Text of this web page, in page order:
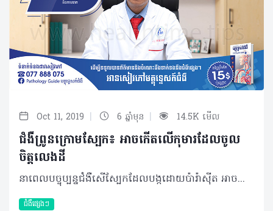
Oct 11, 2019 | 6 ឆ្នាំមុន | 14.5K មើល
ជំងឺព្រូនក្រោមស្បែក៖ អាចកើតលើកុមារដែលចូល
ចិត្តលេងដី
នាពេលបច្ចុប្បន្នជំងឺសើស្បែកដែលបង្កដោយប៉ារ៉ាស៊ីត អាចចោទជាបញ្ហាមួយចំនួនហើយបញ្ហាទាំងនោះមានច្រើនក្នុងប្រទេសកម្ពុជា ក៏ដូចជាប្រទេសនៅតំបន់ត្រូពិច (Southern Asia) អាមេរិក និងប្រទេសអាហ្វ្រិកផងដែរ។ ជំងឺ Cutaneous Larva migrans ភាគច្រើនកើតឡើងលើកុមារជាងមនុស្សពេញវ័យពីព្រោះកុមារចូលចិត្តលេងដីខ្សាច់ និងដេកលើដីខ្សាច់ជាដើម។ និយមន័យ ជំងឺសើស្បែកដែលបង្កដោយប៉ារ៉ាស៊ីត ឬពាក្យបច្ចេកទេសហៅថា Cutaneous Larva migrans គឺជាជំងឺមួយដែលបង្កឡើងដោយពពួកប៉ារ៉ាស៊ីតម្យ៉ាងដែលជាពពួកព្រូន Hookworm មានលក្ខណៈជាព្រូនដែលរស់នៅក្រោមស្បែក។ មូលហេតុចម្បង និងកត្តាប្រឈម មានមូលហេតុចម្បងជាច្រើនដែលបង្កឲ្យមានជំងឺសើស្បែកពីពពួកប៉ារ៉ាស៊ីត តែកត្តាសំខាន់ដែលបណ្តាលឲ្យមានជំងឺនេះគឺពពួកប៉ារ៉ាស៊ីតដែលរស់នៅក្នុងពោះវៀនសត្វឆ្កែ ឆ្មា សត្វព្រៃ ហើយពងរបស់វានឹងវិវឌ្ឍទៅជាដង្កូវដែលរស់នៅក្នុងដីក្តៅ ឬដីខ្សាច់សើម។ ដោយឡែកការចម្លងនេះកើតឡើងនៅពេលដែលស្បែកប៉ះផ្ទាល់ទៅនឹងដីខ្សាច់ និងដង្កូវចូលទៅក្នុងស្បែកដែលមិនបានការពារជាធម្មតាមានដូចជាជើងប្រអប់ជើង គូទ ឬខ្នងជាដើម។ ក្រៅពីមូលហេតុចម្បងខាងលើ ក៏មានកត្តាជំរុញ ឬប្រឈមមួយចំនួនទៀតដែលធ្វើឲ្យមានបញ្ហានេះកើតឡើងរួមមាន៖ • ចំណង់ចំណូលចិត្ត និងមុខរបរដែលពាក់ព័ន្ធនឹងការទំនាក់ទំនងជាមួយដីខ្សាច់ក្តៅ ឬដីខ្សាច់សើម • កុមារដែលចូលចិត្តលេងដីខ្សាច់ ឬអ្នកដើរលេងតាមឆ្នេរខ្សាច់ • ការធ្វើដំណើរទៅតំបន់ត្រូពិចជាដើម។ល។ រោគសញ្ញា និងរោគវិនិច្ឆ័យ ជាទូទៅ ជំងឺ Cutaneous Larva migrans នេះអាចលេចចេញជារោគសញ្ញាសម្គាល់ខុសពីធម្មតាដូចជា៖ រមាស់ និងកន្ទួលក្រហមដោយមានរាងដូចពស់។ ដោយឡែកចំពោះជំងឺសើស្បែកបង្កដោយពពួកប៉ារ៉ាស៊ីតនេះអាចធ្វើរោគវិនិច្ឆ័យបានតាមរយៈការពិនិត្យទៅលើរោគសញ្ញាគ្លីនិក។ ម៉្យាងវិញទៀតយើងអាចធ្វើរោគវិនិច្ឆ័យបានតាមរយៈការពិនិត្យឈាម និងលាមក [Stool examination and Complete blood count (CBC)] ដើម្បីដឹងបន្ថែម និងឲ្យកាន់តែច្បាស់ថាពិតជាបង្កឡើងពីពពួកប៉ារ៉ាស៊ីត។ ការព្យាបាល និងផលវិបាក ជាទូទៅ ប្រសិនបើលោក លោកស្រី ឬអាណាព្យាបាលកុមារដែលមានបញ្ហាដូចបានរៀបរាប់ខាងលើត្រូវប្រញាប់មកពិគ្រោះជាមួយគ្រូពេទ្យឯកទេសសើស្បែក ឬគ្រូពេទ្យជំនាញដើម្បីមកព្យាបាលឲ្យបានចំចំណុច និងត្រឹមត្រូវ។ លើសពីនេះ យើងក៏អាចព្យាបាលបញ្ហានេះបានដោយការប្រើប្រាស់ថ្នាំ Albendazole បានផងដែរ។ ប្រសិនបើមិនបានទទួលការព្យាបាលទាន់ពេលវេលា និងមិនត្រឹមត្រូវនោះទេវានឹងផ្តល់ផលវិបាកអាចឲ្យមានការបង្ករោគនៅលើស្បែក និងរលាកសួតដោយកម្រ (Loeffler’s syndrome)។ វិធីសាស្រ្តការពារ ដោយហេតុថានាពេលបច្ចុប្បន្ន បញ្ហានេះកើតឡើងនៅប្រទេសកម្ពុជាច្រើន អ្នកគួរតែការពារខ្លួន ក៏ដូចជាកុមារដូចពាក្យស្លោកមួយបានពោលថា "ការពារគឺប្រសើរជាងព្យាបាល"។ វិធីល្អបំផុតដើម្បីការពារមិនឲ្យមានបញ្ហាស្បែកដែលបង្កដោយប៉ារ៉ាស៊ីត (ព្រូនក្រោមស្បែក) រួមមាន៖ • ចៀសវាងនៅជិតគ្នាដោយផ្ទាល់រវាងស្បែកទទេនឹងដី នៅកន្លែងដែលមានហានិភ័យនៃការឆ្លង • គេង ឬអង្គុយនៅលើឆ្នេរខ្សាច់ ត្រូវប្រើកន្សែង ឬកម្រាលមកក្រាលជាមុនសិន • ត្រូវពាក់ស្បែកជើងពេលអ្នកដើរលើឆ្នេរខ្សាច់ ឬនៅកន្លែងដែលអ្នកសង្ស័យថាមានលាមកសត្វ។ បកស្រាយដោយ៖ វេជ្ជបណ្ឌិត ចាន់ សេង ឯកទេសសើស្បែក និងកាមរោគនៃ មន្ទីរពេទ្យមិត្តភាពកម្ពុជា-ចិនព្រះកុសុមៈ អត្ថបទ៖ ដកស្រង់ចេញពីទស្សនាវដ្ដី ហេលស៍ថាម ប្រូ លេខ ៨៣ 2019 រក្សាសិទ្ធិគ្រប់យ៉ាង​ដោយ Healthtime Corporation ចំពោះគ្រប់អត្ថបទដោយគ្មានផ្នែកណាមួយត្រូវបោះពុម្ពផ្សាយចូលប្រព័ន្ធអុីនធឺណែតឧបករណ៍អេឡិចត្រូនិកអាត់ជាសំឡេងឬថតចំលងគ្រប់រូបភាពដោយគ្មានការអនុញ្ញាតឡើយ
ជំងឺផ្សេងៗ